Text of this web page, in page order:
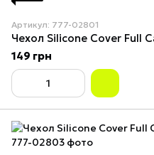
Артикул: 777-02801
149 грн